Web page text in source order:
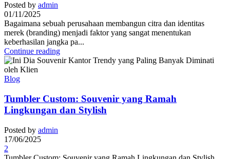
Posted by admin
01/11/2025
Bagaimana sebuah perusahaan membangun citra dan identitas
merek (branding) menjadi faktor yang sangat menentukan
keberhasilan jangka pa...
Continue reading
Blog
Tumbler Custom: Souvenir yang Ramah
Lingkungan dan Stylish
Posted by admin
17/06/2025
2